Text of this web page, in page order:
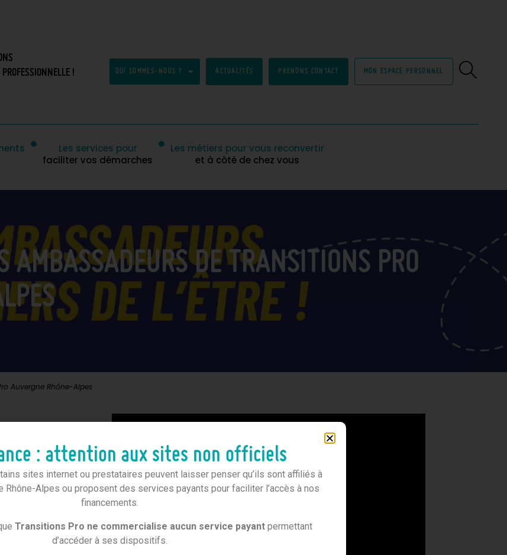
!
QUI SOMMES-NOUS ? ACTUALITÉS PRENONS CONTACT MON ESPACE PERSONNEL
Les services pour
faciliter vos démarches
Les métiers pour vous reconvertir
et à côté de chez vous
AMBASSADEURS DE TRANSITIONS PRO
Auvergne Rhône-Alpes
!
: attention aux sites non officiels
sites internet ou prestataires peuvent laisser penser qu’ils sont affiliés à
Rhône-Alpes ou proposent des services payants pour faciliter l’accès à nos
financements.
Transitions Pro ne commercialise aucun service payant permettant
d’accéder à ses dispositifs.